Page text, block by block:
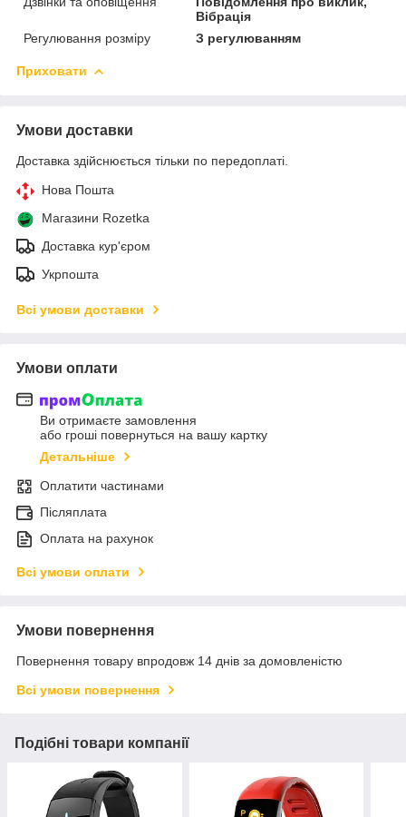
Вібрація
Регулювання розміру
З регулюванням
Приховати
Умови доставки
Доставка здійснюється тільки по передоплаті.
Нова Пошта
Магазини Rozetka
Доставка кур'єром
Укрпошта
Всі умови доставки
Умови оплати
Ви отримаєте замовлення
або гроші повернуться на вашу картку
Детальніше
Оплатити частинами
Післяплата
Оплата на рахунок
Всі умови оплати
Умови повернення
Повернення товару впродовж 14 днів за домовленістю
Всі умови повернення
Подібні товари компанії